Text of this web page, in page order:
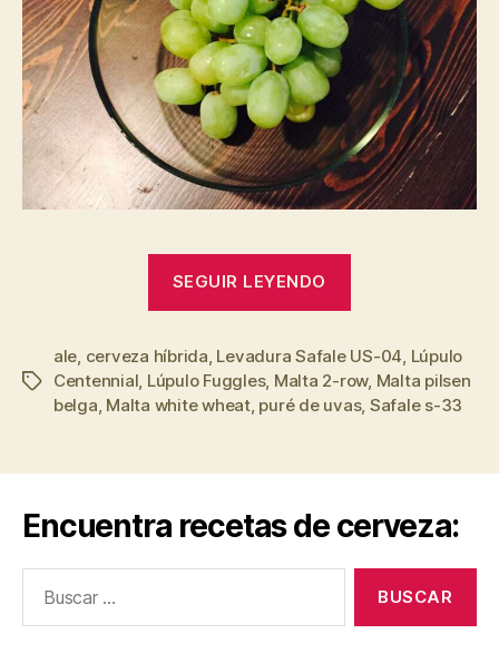
SEGUIR LEYENDO
uvas,
maltas
Belgian
Wheat,
row;
Lúpulos
Centennial
y
Etiquetas
ale cerveza híbrida Levadura Safale US-04 Lúpulo
Centennial Lúpulo Fuggles, Malta 2-row, Malta pilsen
belga Malta white wheat, puré de uvas, Safale s-33
Encuentra recetas de cerveza: